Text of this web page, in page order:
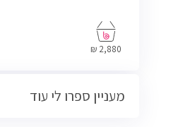
2,880 ₪
מעניין ספרו לי עוד